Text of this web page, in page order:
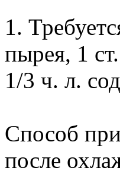
1.
пырея, 1
1/3 ч. л.
Способ
после